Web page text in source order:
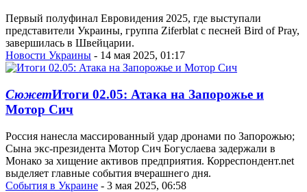
Первый полуфинал Евровидения 2025, где выступали
представители Украины, группа Ziferblat с песней Bird of Pray,
завершилась в Швейцарии.
Новости Украины - 14 мая 2025, 01:17
СюжетИтоги 02.05: Атака на Запорожье и
Мотор Сич
Россия нанесла массированный удар дронами по Запорожью;
Сына экс-президента Мотор Сич Богуслаева задержали в
Монако за хищение активов предприятия. Корреспондент.net
выделяет главные события вчерашнего дня.
События в Украине - 3 мая 2025, 06:58